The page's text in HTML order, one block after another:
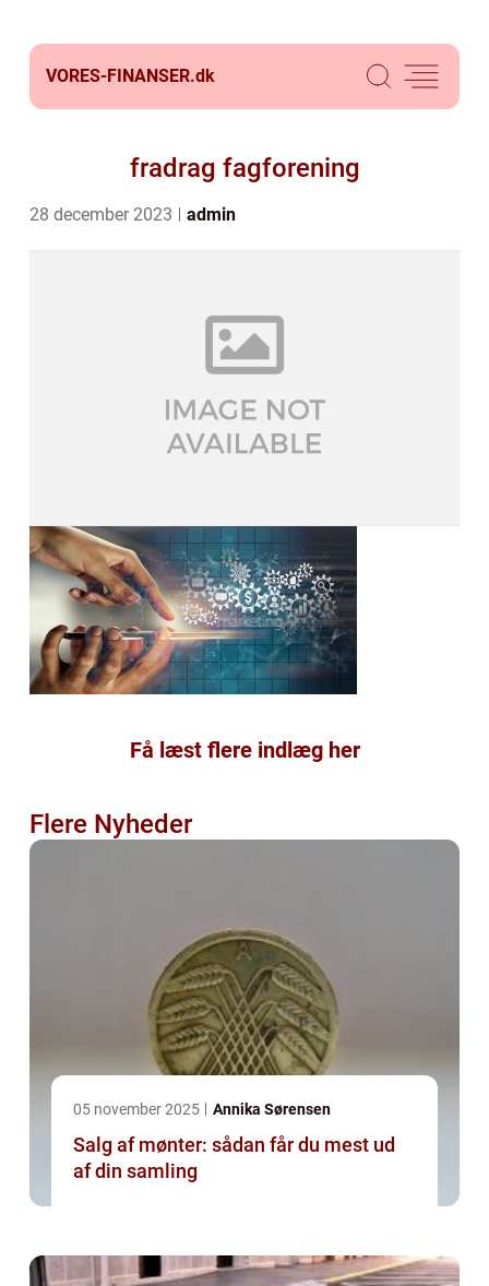
VORES-FINANSER.dk
fradrag fagforening
28 december 2023 admin
Få læst flere indlæg her
Flere Nyheder
05 november 2025 Annika Sørensen
Salg af mønter: sådan får du mest ud
af din samling